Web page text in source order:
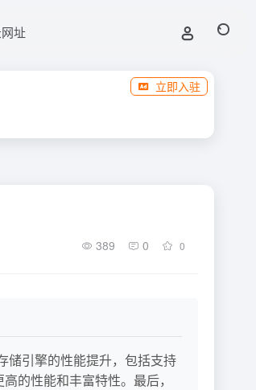
址
立即入驻
389 0 0
储引擎的性能提升，包括支持
的性能和丰富特性。最后，